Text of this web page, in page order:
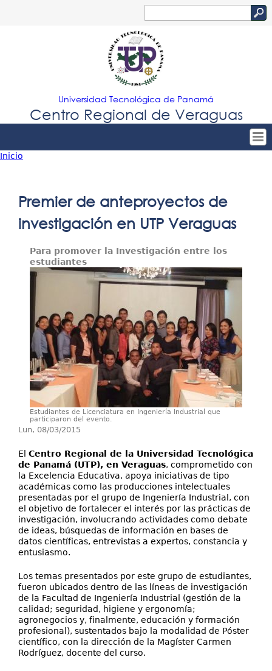
Jump to navigation
de
búsqueda
Universidad Tecnológica de Panamá
Centro Regional de Veraguas
Tropical
Principal
Admisión
Oferta Académica
Estudiantes
Investigación
Servicios
Contáctenos
está
aquí
Inicio
Premier de anteproyectos de
investigación en UTP Veraguas
Para promover la Investigación entre los
estudiantes
Estudiantes de Licenciatura en Ingeniería Industrial que
participaron del evento.
Lun, 08/03/2015
El Centro Regional de la Universidad Tecnológica
de Panamá (UTP), en Veraguas, comprometido con
la Excelencia Educativa, apoya iniciativas de tipo
académicas como las producciones intelectuales
presentadas por el grupo de Ingeniería Industrial, con
el objetivo de fortalecer el interés por las prácticas de
investigación, involucrando actividades como debate
de ideas, búsquedas de información en bases de
datos científicas, entrevistas a expertos, constancia y
entusiasmo.
Los temas presentados por este grupo de estudiantes,
fueron ubicados dentro de las líneas de investigación
de la Facultad de Ingeniería Industrial (gestión de la
calidad; seguridad, higiene y ergonomía;
agronegocios y, finalmente, educación y formación
profesional), sustentados bajo la modalidad de Póster
científico, con la dirección de la Magíster Carmen
Rodríguez, docente del curso.